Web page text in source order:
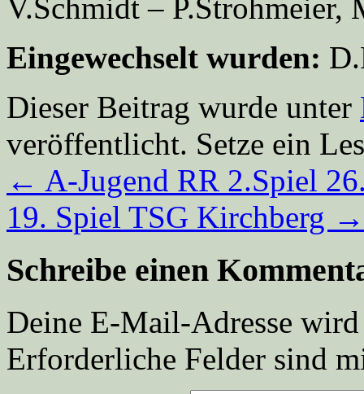
V.Schmidt – P.Strohmeier,
Eingewechselt wurden:
Dieser Beitrag wurde unter
veröffentlicht. Setze ein
← A-Jugend RR 2.Spiel
19. Spiel TSG Kirchberg →
Schreibe einen
Deine E-Mail-Adresse
Erforderliche Felder sind